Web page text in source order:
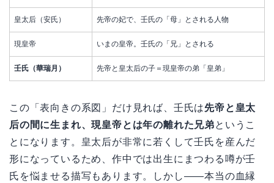
皇太后（安氏） 先帝の妃で、壬氏の「母」とされる人物
現皇帝 いまの皇帝。壬氏の「兄」とされる
壬氏（華瑞月） 先帝と皇太后の子＝現皇帝の弟「皇弟」
この「表向きの系図」だけ見れば、壬氏は先帝と皇太
后の間に生まれ、現皇帝とは年の離れた兄弟というこ
とになります。皇太后が非常に若くして壬氏を産んだ
形になっているため、作中では出生にまつわる噂が壬
氏を悩ませる描写もあります。しかし——本当の血縁